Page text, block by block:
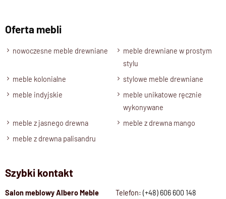
dzięki czemu każde krzesło jest unikalne.
Oryginalny model na długie lata
Nowoczesne Krzesło Drewniane CUBEto idealne połączenie
myślą o trwałości i pięknie.
Specyfikacja techniczna produktu
Wykończenie
Oferta mebli
nowoczesne meble drewniane
meble drewniane w prostym
stylu
meble kolonialne
stylowe meble drewniane
meble indyjskie
meble unikatowe ręcznie
wykonywane
meble z jasnego drewna
meble z drewna mango
meble z drewna palisandru
Szybki kontakt
Salon meblowy Albero Meble Telefon: (+48) 606 600 148